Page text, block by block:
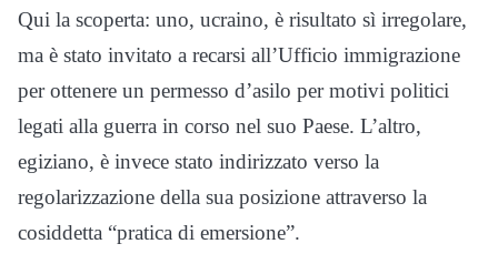
Qui la scoperta: uno, ucraino, è risultato sì irregolare,
ma è stato invitato a recarsi all’Ufficio immigrazione
per ottenere un permesso d’asilo per motivi politici
legati alla guerra in corso nel suo Paese. L’altro,
egiziano, è invece stato indirizzato verso la
regolarizzazione della sua posizione attraverso la
cosiddetta “pratica di emersione”.